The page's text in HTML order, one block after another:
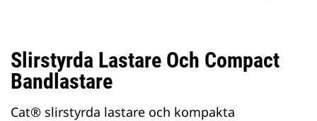
Slirstyrda Lastare Och Compact
Bandlastare
Cat® slirstyrda lastare och kompakta